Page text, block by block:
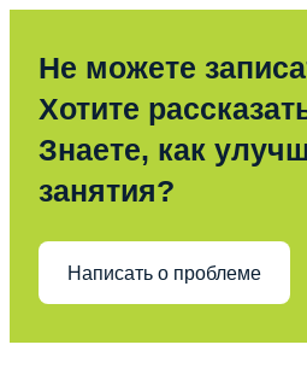
Не можете
Хотите
Знаете, как
занятия?
Написать о проблеме